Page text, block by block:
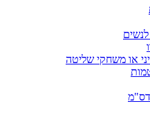
או משחקי שליטה